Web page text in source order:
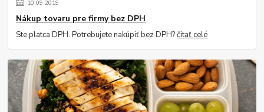
10.09.2019
Nákup tovaru pre firmy bez DPH
Ste platca DPH. Potrebujete nakúpiť bez DPH?čítať celé